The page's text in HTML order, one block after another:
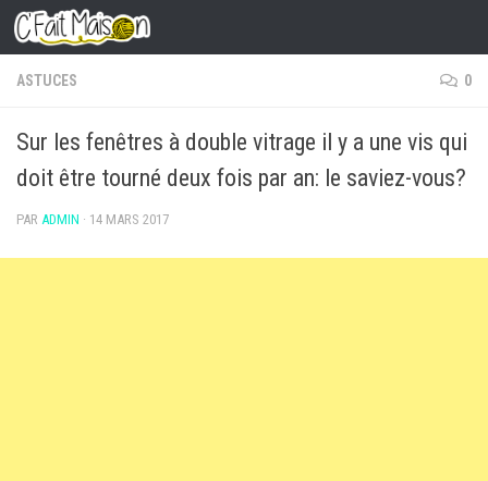
Skip to content
ASTUCES 0
Sur les fenêtres à double vitrage il y a une vis qui
doit être tourné deux fois par an: le saviez-vous?
PAR ADMIN · 14 MARS 2017